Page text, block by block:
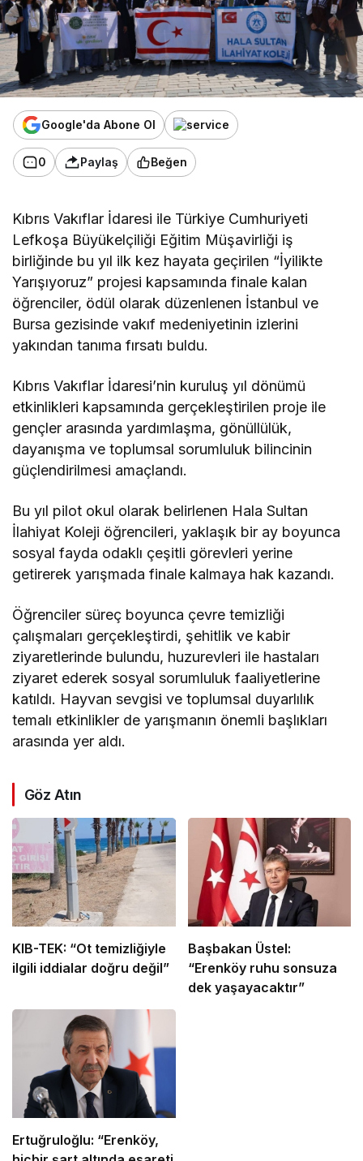
Google'da Abone Ol
0 Paylaş Beğen
Kıbrıs Vakıflar İdaresi ile Türkiye Cumhuriyeti
Lefkoşa Büyükelçiliği Eğitim Müşavirliği iş
birliğinde bu yıl ilk kez hayata geçirilen “İyilikte
Yarışıyoruz” projesi kapsamında finale kalan
öğrenciler, ödül olarak düzenlenen İstanbul ve
Bursa gezisinde vakıf medeniyetinin izlerini
yakından tanıma fırsatı buldu.
Kıbrıs Vakıflar İdaresi’nin kuruluş yıl dönümü
etkinlikleri kapsamında gerçekleştirilen proje ile
gençler arasında yardımlaşma, gönüllülük,
dayanışma ve toplumsal sorumluluk bilincinin
güçlendirilmesi amaçlandı.
Bu yıl pilot okul olarak belirlenen Hala Sultan
İlahiyat Koleji öğrencileri, yaklaşık bir ay boyunca
sosyal fayda odaklı çeşitli görevleri yerine
getirerek yarışmada finale kalmaya hak kazandı.
Öğrenciler süreç boyunca çevre temizliği
çalışmaları gerçekleştirdi, şehitlik ve kabir
ziyaretlerinde bulundu, huzurevleri ile hastaları
ziyaret ederek sosyal sorumluluk faaliyetlerine
katıldı. Hayvan sevgisi ve toplumsal duyarlılık
temalı etkinlikler de yarışmanın önemli başlıkları
arasında yer aldı.
Göz Atın
KIB-TEK: “Ot temizliğiyle
ilgili iddialar doğru değil”
Başbakan Üstel:
“Erenköy ruhu sonsuza
dek yaşayacaktır”
Ertuğruloğlu: “Erenköy,